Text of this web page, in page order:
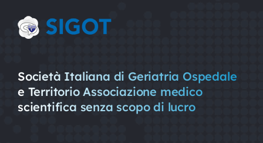
Società Italiana di Geriatria Ospedale
e Territorio Associazione medico
scientifica senza scopo di lucro